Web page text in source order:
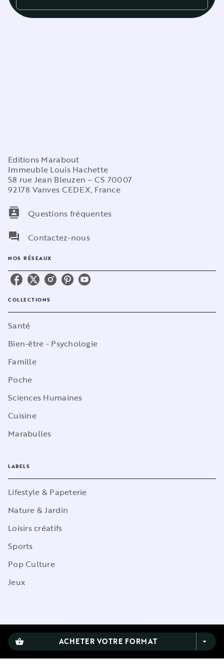
shopping_basket ACHETER VOTRE FORMAT arrow_drop_down
Editions Marabout
Immeuble Louis Hachette
58 rue Jean Bleuzen – CS 70007
92178 Vanves CEDEX, France
contacts
Questions fréquentes
question_answer
Contactez-nous
NOS RÉSEAUX
COLLECTIONS
Santé
Bien-être - Psychologie
Famille
Poche
Sciences Humaines
Cuisine
Marabulles
LABELS
Lifestyle & Papeterie
Nature & Jardin
Loisirs créatifs
Sports
Pop Culture
Jeux
CGU
Charte de référencement
Charte des Données Personnelles